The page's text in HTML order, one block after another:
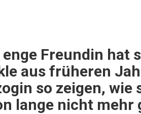
enge Freundin hat
aus früheren
so zeigen,
lange nicht mehr